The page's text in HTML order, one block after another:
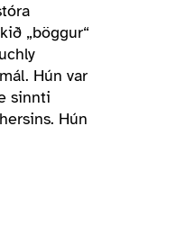
„böggur“
Hún var
sinnti
Hún